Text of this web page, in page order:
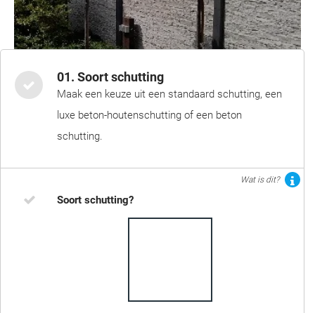
01. Soort schutting
Maak een keuze uit een standaard schutting, een
luxe beton-houtenschutting of een beton
schutting.
Wat is dit?
Soort schutting?